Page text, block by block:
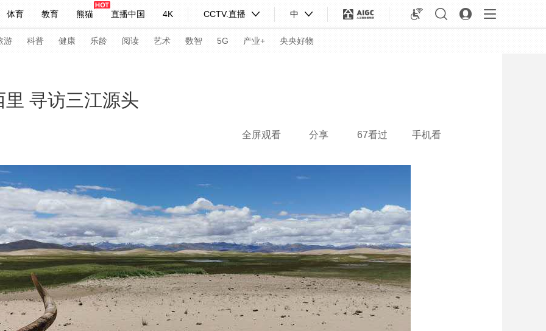
体育 教育 熊猫 直播中国 4K CCTV.直播 中
妙语 热解读 天天学习
持人 下载央视影音
游 科普 健康 乐龄 阅读 艺术 数智 5G 产业+ 央央好物
道 VR/AR 4K专区
入列 人生第一次 人生第二次
奥会 CBA NBA 中超 国足 国际足球 网球 综合体育 亚冬会
体育江湖 文化体育 冰雪道路 足球道路
央博 非遗 文化 旅游 科普 健康 乐龄 阅读 艺术 汽车 数智 5G
云起 超级工厂 智敬中国 全民健康 颜选攻略 海洋 时尚 天气 才艺 网展 央央好物
寻访三江源头
全屏观看 分享 67看过 手机看